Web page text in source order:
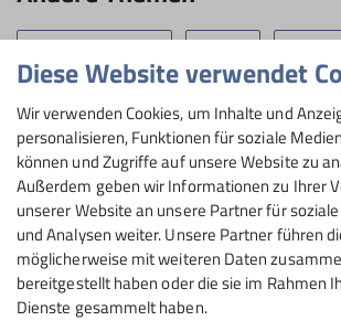
269 - Sektion Tuttlingen Bergsport
Geschäftsstelle Gruppen Jugend Jugend 1
Kletterzwerge Kommunikation Natur
News Archiv Newsletter Newsletter Archiv
Sektion Senioren 60+ Tourenberichte
Diese Website verwendet
Wir verwenden Cookies, um Inhalte und
personalisieren, Funktionen für soziale
können und Zugriffe auf unsere Website zu
Außerdem geben wir Informationen zu Ihrer
unserer Website an unsere Partner für
und Analysen weiter. Unsere Partner führen
möglicherweise mit weiteren Daten
bereitgestellt haben oder die sie im Rahmen
Dienste gesammelt haben.